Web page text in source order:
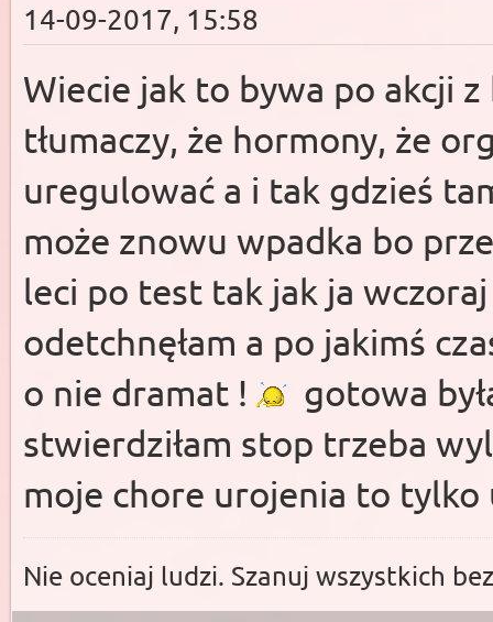
14-09-2017, 15:58
Wiecie jak to bywa po akcji
tłumaczy, że hormony, że
uregulować a i tak gdzieś
może znowu wpadka bo
leci po test tak jak ja
odetchnęłam a po jakimś
o nie dramat !
gotowa
stwierdziłam stop trzeba
moje chore urojenia to tylko
Nie oceniaj ludzi. Szanuj wszystkich